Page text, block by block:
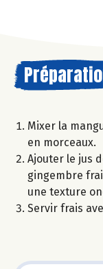
Mixer la
en morceaux.
Ajouter le jus
gingembre
une texture
Servir frais